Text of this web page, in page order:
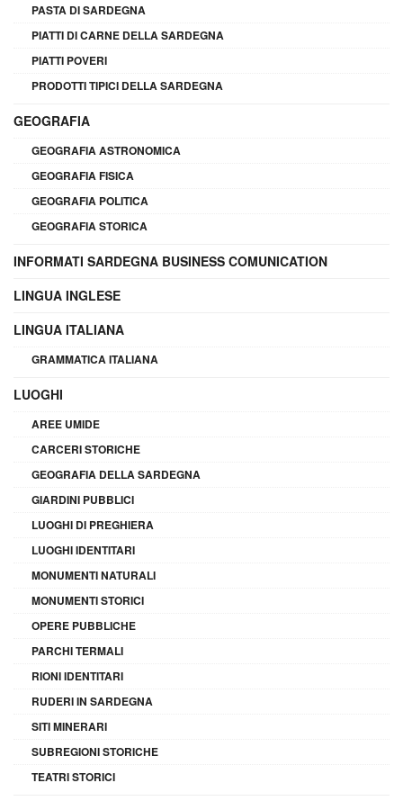
PASTA DI SARDEGNA
PIATTI DI CARNE DELLA SARDEGNA
PIATTI POVERI
PRODOTTI TIPICI DELLA SARDEGNA
GEOGRAFIA
GEOGRAFIA ASTRONOMICA
GEOGRAFIA FISICA
GEOGRAFIA POLITICA
GEOGRAFIA STORICA
INFORMATI SARDEGNA BUSINESS COMUNICATION
LINGUA INGLESE
LINGUA ITALIANA
GRAMMATICA ITALIANA
LUOGHI
AREE UMIDE
CARCERI STORICHE
GEOGRAFIA DELLA SARDEGNA
GIARDINI PUBBLICI
LUOGHI DI PREGHIERA
LUOGHI IDENTITARI
MONUMENTI NATURALI
MONUMENTI STORICI
OPERE PUBBLICHE
PARCHI TERMALI
RIONI IDENTITARI
RUDERI IN SARDEGNA
SITI MINERARI
SUBREGIONI STORICHE
TEATRI STORICI